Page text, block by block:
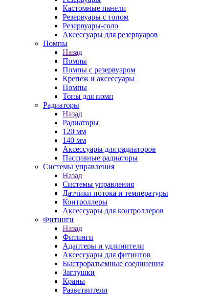
Кастомные панели
Резервуары с топом
Резервуары-соло
Аксессуары для резервуаров
Помпы
Назад
Помпы
Помпы с резервуаром
Крепеж и аксессуары
Помпы
Топы для помп
Радиаторы
Назад
Радиаторы
120 мм
140 мм
Аксессуары для радиаторов
Пассивные радиаторы
Системы управления
Назад
Системы управления
Датчики потока и температуры
Контроллеры
Аксессуары для контроллеров
Фитинги
Назад
Фитинги
Адаптеры и удлинители
Аксессуары для фитингов
Быстроразъемные соединения
Заглушки
Краны
Разветвители